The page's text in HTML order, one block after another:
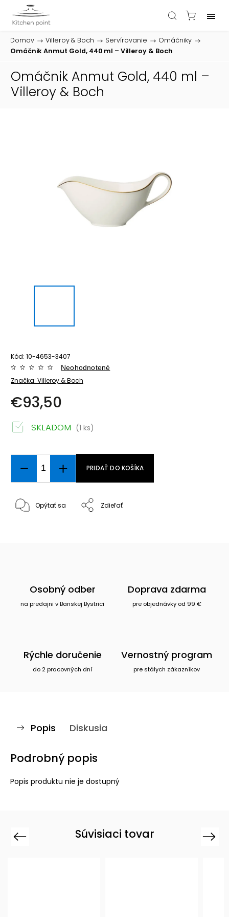
Domov / Villeroy & Boch / Servírovanie / Omáčniky /
Omáčnik Anmut Gold, 440 ml – Villeroy & Boch
Omáčnik Anmut Gold, 440 ml –
Villeroy & Boch
Kód: 10-4653-3407
Značka: Villeroy & Boch
Neohodnotené
€93,50
SKLADOM (1 ks)
PRIDAŤ DO KOŠÍKA
Opýtať sa Zdieľať
Osobný odber
na predajni v Banskej Bystrici
Doprava zdarma
pre objednávky od 99 €
Rýchle doručenie
do 2 pracovných dní
Vernostný program
pre stálych zákazníkov
Popis Diskusia
Podrobný popis
Popis produktu nie je dostupný
Súvisiaci tovar
Previous Next